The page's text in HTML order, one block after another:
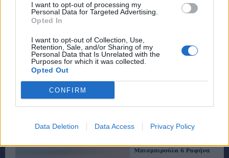
I want to opt-out of processing my
Personal Data for Targeted Advertising.
Opted In
I want to opt-out of Collection, Use,
Retention, Sale, and/or Sharing of my
Personal Data that Is Unrelated with the
Purposes for which it was collected.
Opted Out
CONFIRM
Data Deletion Data Access Privacy Policy